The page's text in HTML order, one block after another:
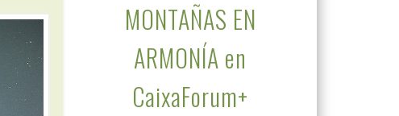
MONTAÑAS EN
ARMONÍA en
CaixaForum+